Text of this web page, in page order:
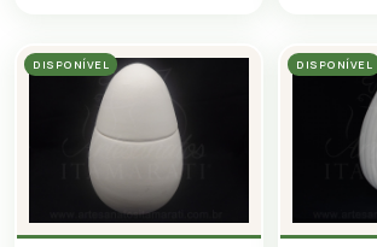
DISPONÍVEL DISPONÍVEL